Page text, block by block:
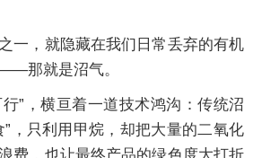
一，就隐藏在我们日常丢弃的有机
那就是沼气。
行”，横亘着一道技术鸿沟：传统沼
，只利用甲烷，却把大量的二氧化